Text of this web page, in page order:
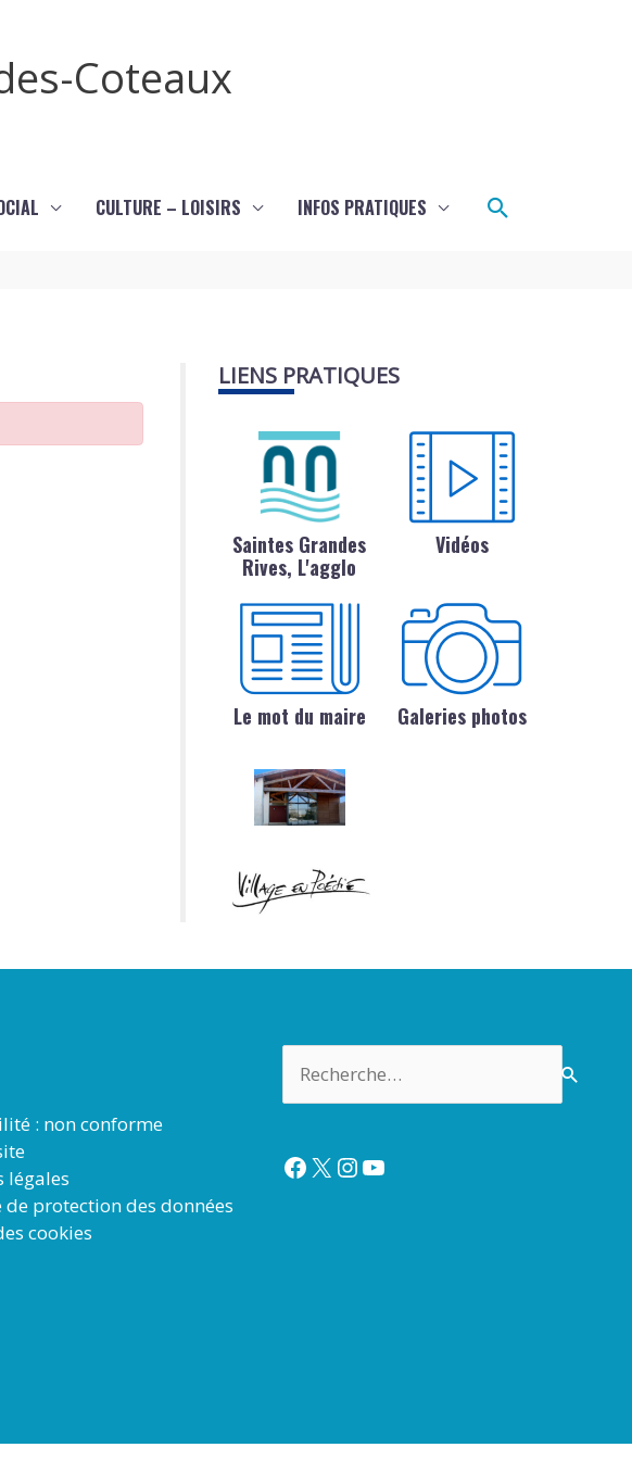
Coteaux
CULTURE – LOISIRS INFOS PRATIQUES Rechercher
LIENS PRATIQUES
Saintes Grandes
Rives, L'agglo
Vidéos
Le mot du maire Galeries photos
: non conforme
légales
protection des données
cookies
Facebook
X Instagram
YouTube